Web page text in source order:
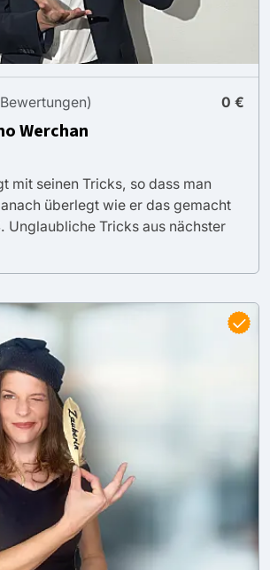
0 €
Werchan
mit seinen Tricks, so dass man
überlegt wie er das gemacht
Unglaubliche Tricks aus nächster